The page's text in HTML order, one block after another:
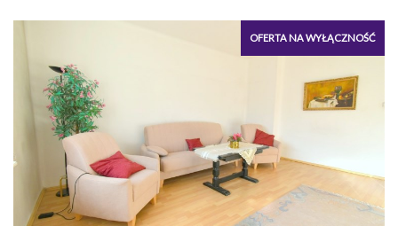
OFERTA NA WYŁĄCZNOŚĆ